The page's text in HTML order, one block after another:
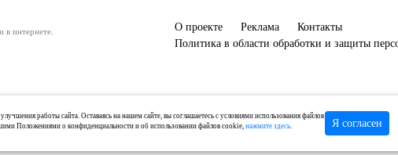
в интернете.
+7 921 125-06-
О проекте Реклама
Контакты
Политика в области обработки и защиты
работы сайта. Оставаясь на нашем сайте, вы соглашаетесь с условиями использования файлов
Положениями о конфиденциальности и об использовании файлов cookie, нажмите здесь. Я согласен